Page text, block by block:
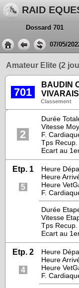
RAID
Dossard 701
07/05/
Amateur Elite (2
701
BAUDIN
Classement
2
Durée
Vitesse
F.
Tps Recup.
Ecart au
Etp. 1
5
Heure
Heure
Heure
F.
Durée
Vitesse
Tps
Ecart au
Etp. 2
4
Heure
Heure
Heure
F.